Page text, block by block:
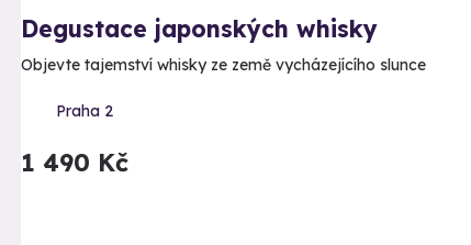
Degustace japonských whisky
Objevte tajemství whisky ze země vycházejícího slunce
Praha 2
1 490 Kč